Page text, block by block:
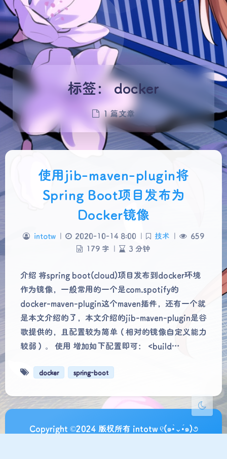
夜间模式
Sans Serif Serif
浅阴影 深阴影
标签：docker
1 篇文章
使用jib-maven-plugin将
Spring Boot项目发布为
Docker镜像
intotw | 2020-10-14 8:00 | 技术 |
659
179 字 | 3 分钟
介绍 将spring boot(cloud)项目发布到docker环境
作为镜像，一般常用的一个是com.spotify的
docker-maven-plugin这个maven插件，还有一个就
是本文介绍的了，本文介绍的jib-maven-plugin是谷
歌提供的，且配置较为简单（相对的镜像自定义能力
较弱）。 使用 增加如下配置即可： <build…
docker spring-boot
Copyright ©2024 版权所有 intotw ୧(๑•̀⌄•́๑)૭